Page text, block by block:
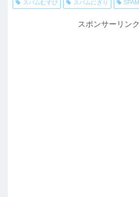
スパムむすび
スパムにぎり SPAM
スポンサーリンク